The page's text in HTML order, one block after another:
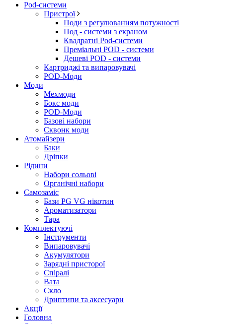
Pod-системи
Пристрої
Поди з регулюванням потужності
Под - системи з екраном
Квадратні Pod-системи
Преміальні POD - системи
Дешеві POD - системи
Картриджі та випаровувачі
POD-Моди
Моди
Мехмоди
Бокс моди
POD-Моди
Базові набори
Сквонк моди
Атомайзери
Баки
Дріпки
Рідини
Набори сольові
Органічні набори
Самозаміс
Бази PG VG нікотин
Ароматизатори
Тара
Комплектуючі
Інструменти
Випаровувачі
Акумулятори
Зарядні присторої
Спіралі
Вата
Скло
Дриптипи та аксесуари
Акції
Головна